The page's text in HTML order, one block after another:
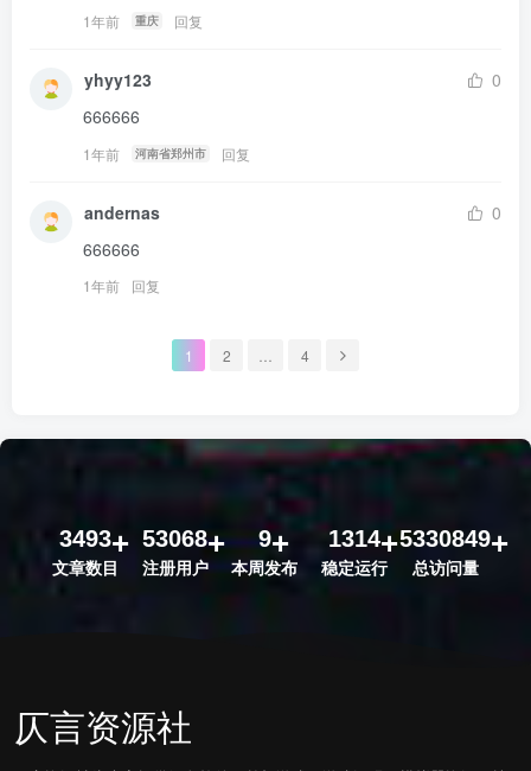
1年前 重庆 回复
yhyy123
0
666666
1年前 河南省郑州市 回复
andernas
0
666666
1年前 回复
1 2 4
3493
文章数目
53068
注册用户
9
本周发布
1314
稳定运行
5330849
总访问量
仄言资源社